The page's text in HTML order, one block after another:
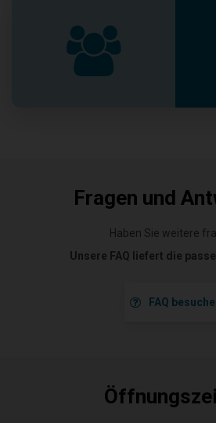
Fragen und
Haben Sie weitere
Unsere FAQ liefert die
FAQ